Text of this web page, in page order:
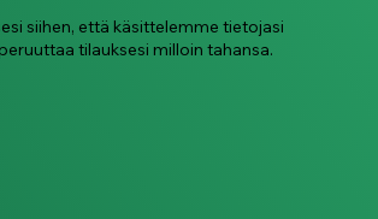
siihen, että käsittelemme tietojasi
tilauksesi milloin tahansa.